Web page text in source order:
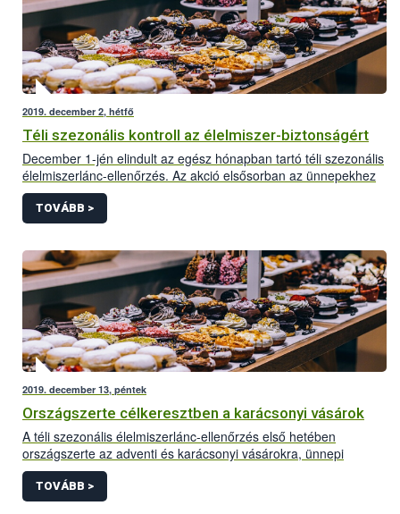
2019. december 2, hétfő
Téli szezonális kontroll az élelmiszer-biztonságért
December 1-jén elindult az egész hónapban tartó téli szezonális
élelmiszerlánc-ellenőrzés. Az akció elsősorban az ünnepekhez
kötődő termékekre, valamint az ünnepi időszakban kiemelt
forgalmat bonyolító vállalkozásokra összpontosít.
TOVÁBB >
2019. december 13, péntek
Országszerte célkeresztben a karácsonyi vásárok
A téli szezonális élelmiszerlánc-ellenőrzés első hetében
országszerte az adventi és karácsonyi vásárokra, ünnepi
rendezvényekre és azok portékáira fókuszáltak az
élelmiszerlánc-biztonsági szakemberek. Eddig főként kisebb, az
élelmiszerbiztonságot kevésbé veszélyeztető, zömében azonnal
TOVÁBB >